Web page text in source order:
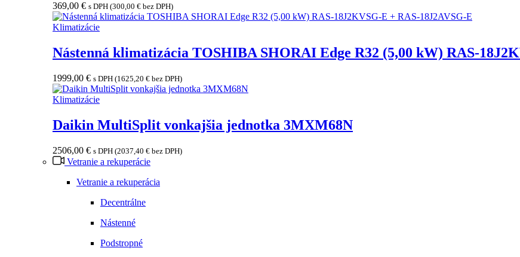
369,00 € s DPH (300,00 € bez DPH)
Klimatizácie
Nástenná klimatizácia TOSHIBA SHORAI Edge R32 (5,00 kW) RAS-
1999,00 € s DPH (1625,20 € bez DPH)
Klimatizácie
Daikin MultiSplit vonkajšia jednotka 3MXM68N
2506,00 € s DPH (2037,40 € bez DPH)
Vetranie a rekuperácie
Vetranie a rekuperácia
Decentrálne
Nástenné
Podstropné